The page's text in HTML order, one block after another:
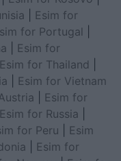
Esim for
for Portugal
Esim for
Esim for Thailand
Esim for Vietnam
Esim for
Esim for Russia
for Peru
Esim
Esim for